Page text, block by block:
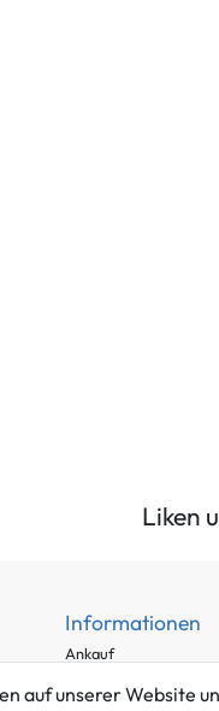
Liken
Informationen
Ankauf
auf unserer Website